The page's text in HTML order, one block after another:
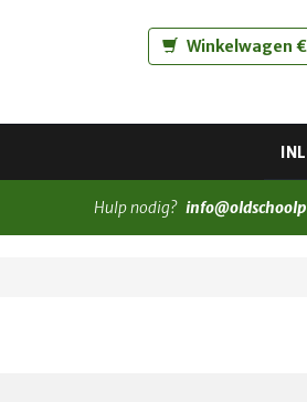
Winkelwagen
Hulp nodig?